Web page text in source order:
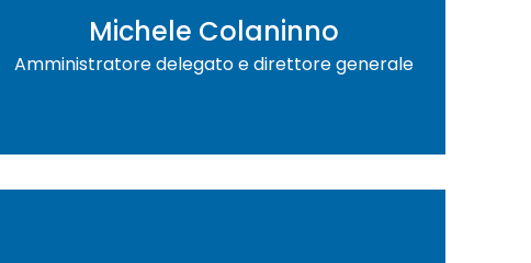
Michele Colaninno
Amministratore delegato e direttore generale